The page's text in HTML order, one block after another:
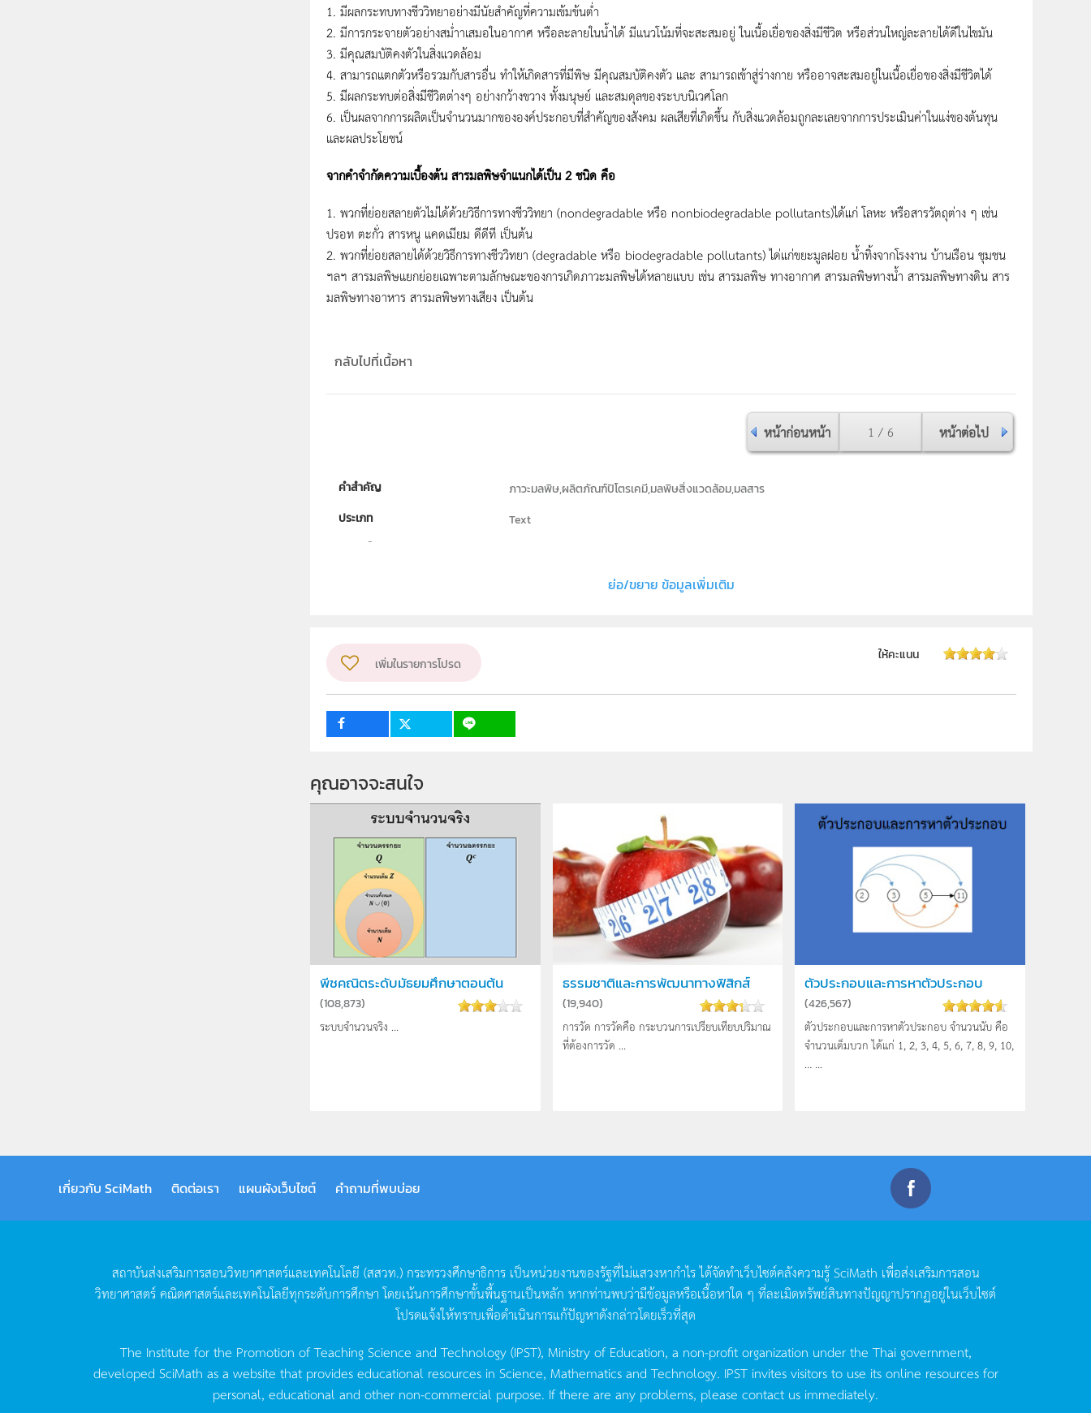
1. มีผลกระทบทางชีววิทยาอย่างมีนัยสําคัญที่ความเข้มข้นต่ำ
2. มีการกระจายตัวอย่างสม่ำาเสมอในอากาศ หรือละลายในน้ำได้ มีแนวโน้มที่จะสะสมอยู่ ในเนื้อเยื่อของสิ่งมีชีวิต หรือส่วนใหญ่ละลายได้ดีในไขมัน
3. มีคุณสมบัติคงตัวในสิ่งแวดล้อม
4. สามารถแตกตัวหรือรวมกับสารอื่น ทําให้เกิดสารที่มีพิษ มีคุณสมบัติคงตัว และ สามารถเข้าสู่ร่างกาย หรืออาจสะสมอยู่ในเนื้อเยื่อของสิ่งมีชีวิตได้
5. มีผลกระทบต่อสิ่งมีชีวิตต่างๆ อย่างกว้างขวาง ทั้งมนุษย์ และสมดุลของระบบนิเวศโลก
6. เป็นผลจากการผลิตเป็นจํานวนมากขององค์ประกอบที่สําคัญของสังคม ผลเสียที่เกิดขึ้น กับสิ่งแวดล้อมถูกละเลยจากการประเมินค่าในแง่ของต้นทุน
และผลประโยชน์
จากคําจํากัดความเบื้องต้น สารมลพิษจําแนกได้เป็น 2 ชนิด คือ
1. พวกที่ย่อยสลายตัวไม่ได้ด้วยวิธีการทางชีววิทยา (nondegradable หรือ nonbiodegradable pollutants)ได้แก่ โลหะ หรือสารวัตถุต่าง ๆ เช่น
ปรอท ตะกั่ว สารหนู แคดเมียม ดีดีที เป็นต้น
2. พวกที่ย่อยสลายได้ด้วยวิธีการทางชีววิทยา (degradable หรือ biodegradable pollutants) ได่แก่ขยะมูลฝอย น้ำทิ้งจากโรงงาน บ้านเรือน ชุมชน
ฯลฯ สารมลพิษแยกย่อยเฉพาะตามลักษณะของการเกิดภาวะมลพิษได้หลายแบบ เช่น สารมลพิษ ทางอากาศ สารมลพิษทางน้ำ สารมลพิษทางดิน สาร
มลพิษทางอาหาร สารมลพิษทางเสียง เป็นต้น
กลับไปที่เนื้อหา
หน้าก่อนหน้า 1 / 6 หน้าต่อไป
คำสำคัญ
ภาวะมลพิษ,ผลิตภัณฑ์ปิโตรเคมี,มลพิษสิ่งแวดล้อม,มลสาร
ประเภท
Text
กลุ่มเป้าหมาย
ย่อ/ขยาย ข้อมูลเพิ่มเติม
เพิ่มในรายการโปรด
ให้คะแนน
คุณอาจจะสนใจ
พีชคณิตระดับมัธยมศึกษาตอนต้น
(108,873)
ระบบจำนวนจริง ...
ธรรมชาติและการพัฒนาทางฟิสิกส์
(19,940)
การวัด การวัดคือ กระบวนการเปรียบเทียบปริมาณ
ที่ต้องการวัด ...
ตัวประกอบและการหาตัวประกอบ
(426,567)
ตัวประกอบและการหาตัวประกอบ จำนวนนับ คือ
จำนวนเต็มบวก ได้แก่ 1, 2, 3, 4, 5, 6, 7, 8, 9, 10,
… ...
เกี่ยวกับ SciMath ติดต่อเรา แผนผังเว็บไซต์ คำถามที่พบบ่อย
สถาบันส่งเสริมการสอนวิทยาศาสตร์และเทคโนโลยี (สสวท.) กระทรวงศึกษาธิการ เป็นหน่วยงานของรัฐที่ไม่แสวงหากำไรได้จัดทำเว็บไซต์คลังความรู้SciMath เพื่อส่งเสริมการสอน
วิทยาศาสตร์คณิตศาสตร์และเทคโนโลยีทุกระดับการศึกษา โดยเน้นการศึกษาขั้นพื้นฐานเป็นหลัก หากท่านพบว่ามีข้อมูลหรือเนื้อหาใด ๆ ที่ละเมิดทรัพย์สินทางปัญญาปรากฏอยู่ในเว็บไซต์
โปรดแจ้งให้ทราบเพื่อดำเนินการแก้ปัญหาดังกล่าวโดยเร็วที่สุด
The Institute for the Promotion of Teaching Science and Technology (IPST), Ministry of Education, a non-profit organization under the Thai government,
developed SciMath as a website that provides educational resources in Science, Mathematics and Technology. IPST invites visitors to use its online resources for
personal, educational and other non-commercial purpose. If there are any problems, please contact us immediately.